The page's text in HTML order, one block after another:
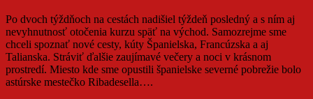
Po dvoch týždňoch na cestách nadišiel týždeň posledný a s ním aj
nevyhnutnosť otočenia kurzu späť na východ. Samozrejme sme
chceli spoznať nové cesty, kúty Španielska, Francúzska a aj
Talianska. Stráviť ďalšie zaujímavé večery a noci v krásnom
prostredí. Miesto kde sme opustili španielske severné pobrežie bolo
astúrske mestečko Ribadesella….